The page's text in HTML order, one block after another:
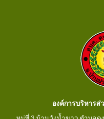
องค์การบริหารส่